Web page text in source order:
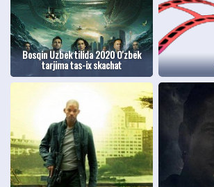
Bosqin Uzbek tilida 2020 O'zbek
tarjima tas-ix skachat